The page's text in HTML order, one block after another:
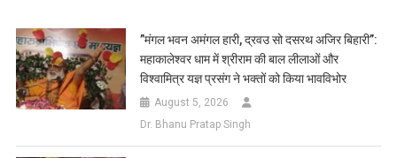
List
​”मंगल भवन अमंगल हारी, द्रवउ सो दसरथ अजिर बिहारी”:
महाकालेश्वर धाम में श्रीराम की बाल लीलाओं और
विश्वामित्र यज्ञ प्रसंग ने भक्तों को किया भावविभोर
August 5, 2026
Dr. Bhanu Pratap Singh